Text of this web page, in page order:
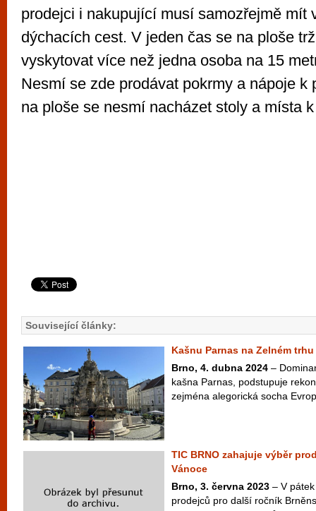
prodejci i nakupující musí samozřejmě mít
dýchacích cest. V jeden čas se na ploše
vyskytovat více než jedna osoba na 15
Nesmí se zde prodávat pokrmy a nápoje k
na ploše se nesmí nacházet stoly a místa
Související články:
Kašnu Parnas na Zelném
Brno, 4. dubna 2024 –
kašna Parnas, podstupuje
zejména alegorická socha
TIC BRNO zahajuje výběr
Vánoce
Brno, 3. června 2023 – V
prodejců pro další ročník